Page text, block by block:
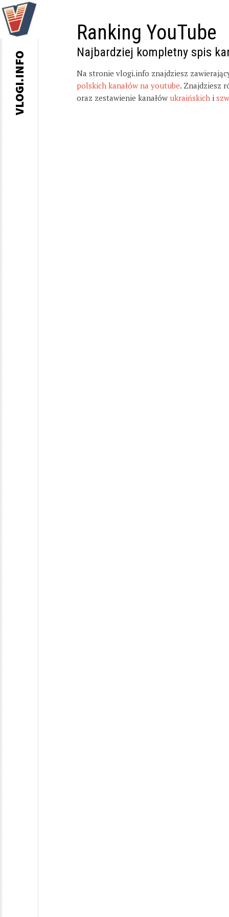
Ranking YouTube
Najbardziej kompletny spis
Na stronie vlogi.info znajdziesz
polskich kanałów na youtube. Znajdziesz
oraz zestawienie kanałów ukraińskich i
VLOGI.INFO